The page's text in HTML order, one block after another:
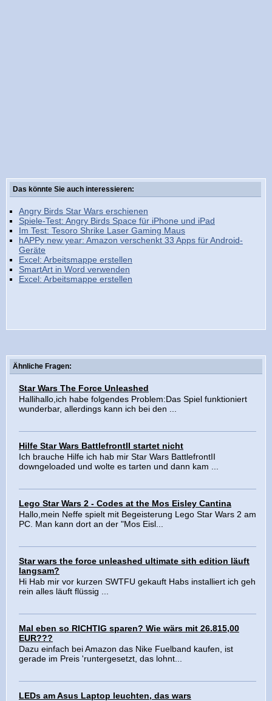
Das könnte Sie auch interessieren:
Angry Birds Star Wars erschienen
Spiele-Test: Angry Birds Space für iPhone und iPad
Im Test: Tesoro Shrike Laser Gaming Maus
hAPPy new year: Amazon verschenkt 33 Apps für Android-
Geräte
Excel: Arbeitsmappe erstellen
SmartArt in Word verwenden
Excel: Arbeitsmappe erstellen
Ähnliche Fragen:
Star Wars The Force Unleashed
Hallihallo,ich habe folgendes Problem:Das Spiel funktioniert
wunderbar, allerdings kann ich bei den ...
Hilfe Star Wars BattlefrontII startet nicht
Ich brauche Hilfe ich hab mir Star Wars BattlefrontII
downgeloaded und wolte es tarten und dann kam ...
Lego Star Wars 2 - Codes at the Mos Eisley Cantina
Hallo,mein Neffe spielt mit Begeisterung Lego Star Wars 2 am
PC. Man kann dort an der "Mos Eisl...
Star wars the force unleashed ultimate sith edition läuft
langsam?
Hi Hab mir vor kurzen SWTFU gekauft Habs installiert ich geh
rein alles läuft flüssig ...
Mal eben so RICHTIG sparen? Wie wärs mit 26.815,00
EUR???
Dazu einfach bei Amazon das Nike Fuelband kaufen, ist
gerade im Preis 'runtergesetzt, das lohnt...
LEDs am Asus Laptop leuchten, das wars